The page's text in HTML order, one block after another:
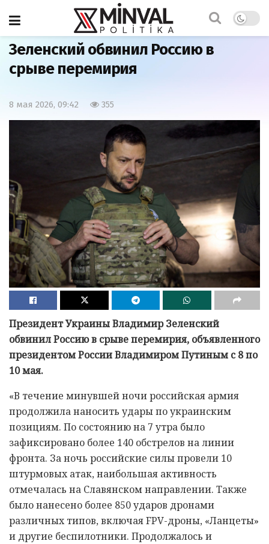
Главная
Зеленский обвинил Россию в
срыве перемирия
8 мая 2026, 09:42 355
Президент Украины Владимир Зеленский
обвинил Россию в срыве перемирия, объявленного
президентом России Владимиром Путиным с 8 по
10 мая.
«В течение минувшей ночи российская армия
продолжила наносить удары по украинским
позициям. По состоянию на 7 утра было
зафиксировано более 140 обстрелов на линии
фронта. За ночь российские силы провели 10
штурмовых атак, наибольшая активность
отмечалась на Славянском направлении. Также
было нанесено более 850 ударов дронами
различных типов, включая FPV-дроны, «Ланцеты»
и другие беспилотники. Продолжалось и